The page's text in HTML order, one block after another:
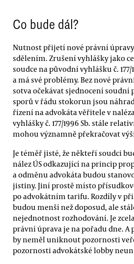
Co bude dál?
Nutnost přijetí nové právní
sdělením. Zrušení vyhlášky jako
soudce na původní vyhlášku č. 177/
a má své problémy. Bez nové
sotva očekávat sjednocení soudní
sporů v řádu stokorun jsou
řízení na advokáta věřitele v
vyhlášky č. 177/1996 Sb. stále
mohou významně překračovat
Je téměř jisté, že někteří soudci
nález ÚS odkazující na princip
a odměnu advokáta budou
jistiny. Jiní prostě místo
po advokátním tarifu. Rozdíly v
budou menší než doposud, ale
nejednotnost rozhodování. Je
právní úprava je na pořadu dne.
by neměl uniknout pozornosti
pozornosti advokátské lobby